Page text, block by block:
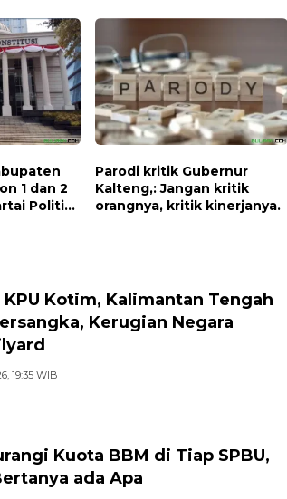
1 dan 2
Politik
Parodi kritik Gubernur
Kalteng,: Jangan kritik
orangnya, kritik kinerjanya.
Kotim, Kalimantan Tengah
Kerugian Negara
19:35 WIB
Kuota BBM di Tiap SPBU,
ada Apa